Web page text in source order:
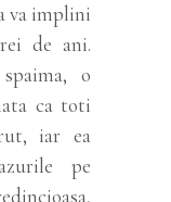
va implini
de ani.
o
ca toti
iar ea
pe